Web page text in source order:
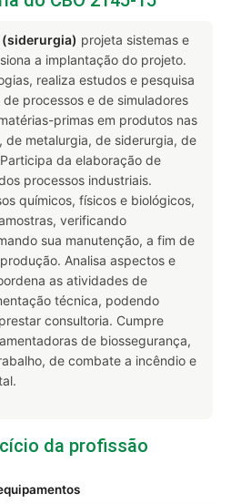
projeta sistemas e
a implantação do projeto.
realiza estudos e pesquisa
processos e de simuladores
primas em produtos nas
de metalurgia, de siderurgia, de
da elaboração de
processos industriais.
químicos, físicos e biológicos,
verificando
sua manutenção, a fim de
Analisa aspectos e
as atividades de
técnica, podendo
consultoria. Cumpre
de biossegurança,
de combate a incêndio e
da profissão